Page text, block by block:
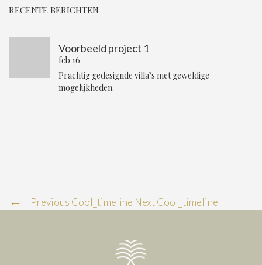
RECENTE BERICHTEN
Voorbeeld project 1
feb 16
Prachtig gedesignde villa’s met geweldige
mogelijkheden.
Previous Cool_timeline Next Cool_timeline